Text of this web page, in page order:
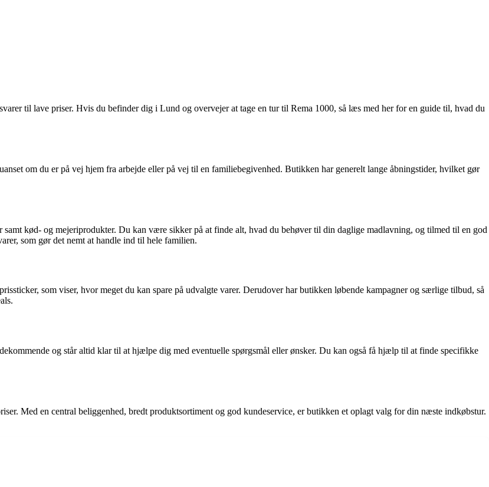
til lave priser. Hvis du befinder dig i Lund og overvejer at tage en tur til Rema 1000, så læs med her for en guide til, hvad du
om du er på vej hjem fra arbejde eller på vej til en familiebegivenhed. Butikken har generelt lange åbningstider, hvilket gør
kød- og mejeriprodukter. Du kan være sikker på at finde alt, hvad du behøver til din daglige madlavning, og tilmed til en god
som gør det nemt at handle ind til hele familien.
som viser, hvor meget du kan spare på udvalgte varer. Derudover har butikken løbende kampagner og særlige tilbud, så
og står altid klar til at hjælpe dig med eventuelle spørgsmål eller ønsker. Du kan også få hjælp til at finde specifikke
Med en central beliggenhed, bredt produktsortiment og god kundeservice, er butikken et oplagt valg for din næste indkøbstur.